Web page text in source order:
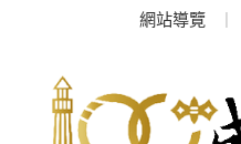
網站導覽